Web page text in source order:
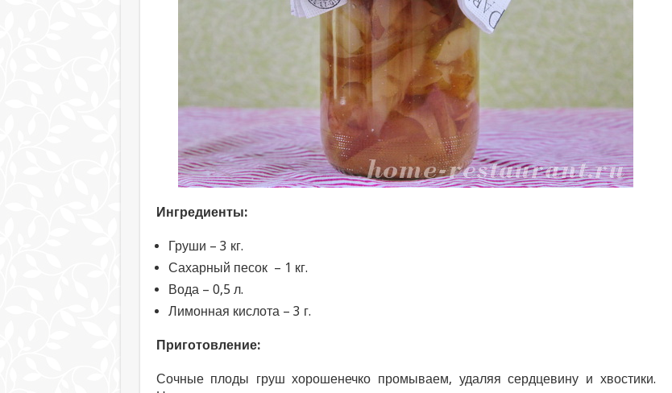
Ингредиенты:
Груши – 3 кг.
Сахарный песок – 1 кг.
Вода – 0,5 л.
Лимонная кислота – 3 г.
Приготовление:
Сочные плоды груш хорошенечко промываем, удаляя сердцевину и хвостики.